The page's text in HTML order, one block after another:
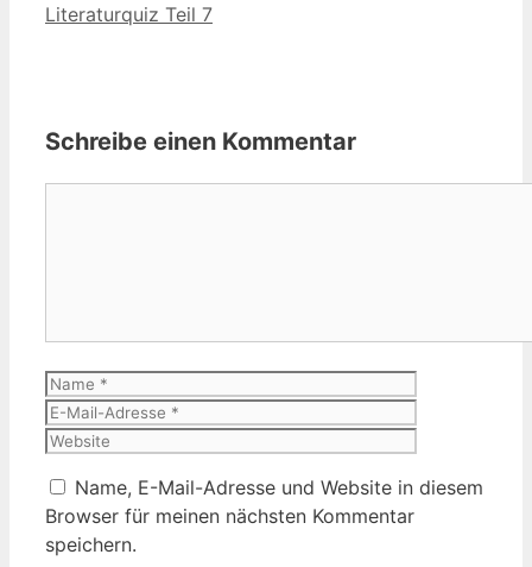
Literaturquiz Teil 7
Schreibe einen Kommentar
Name
Name, E-Mail-Adresse und Website in diesem
Browser für meinen nächsten Kommentar
speichern.